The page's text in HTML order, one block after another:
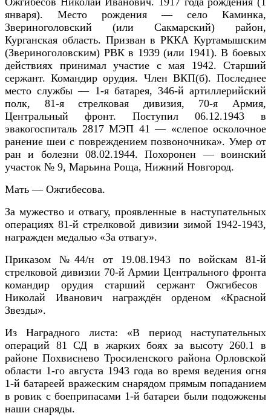
января). Место рождения — село Каминка,
Звериноголовский (или Сакмарский) район,
Курганская область. Призван в РККАКуртамышским
(Звериноголовским) РВКв 1939(или 1941).В боевых
действиях принимал участие с мая 1942. Старший
сержант.Командир орудия. Член ВКП(б).Последнее
место службы — 1-я батарея, 346-й артиллерийский
полк, 81-я стрелковая дивизия, 70-я Армия,
Центральный фронт. Поступил 06.12.1943 в
эвакогоспиталь 2817МЭП 41 — «слепое осколочное
ранение шеи с повреждением позвоночника». Умер от
ран и болезни 08.02.1944.Похоронен — воинский
участок № 9, Марьина Роща, Нижний Новгород.
Мать — Ожгибесова.
За мужество и отвагу, проявленные в наступательных
операциях 81-й стрелковой дивизии зимой 1942-1943,
награжден медалью «За отвагу».
Приказом №44/н от 19.08.1943 по войскам 81-й
стрелковой дивизии 70-й Армии Центрального фронта
командир орудия старший сержант Ожгибесов
Николай Иванович награждён орденом «Красной
Звезды».
Из Наградного листа: «В период наступательных
операций 81 СД в жарких боях за высоту 260.1 в
районе Похвиснево Тросиленского района Орловской
области 1-го августа 1943 года во время ведения огня
1-й батареей вражеским снарядом прямым попаданием
в ровик с боеприпасами 1-й батареи были подожжены
наши снаряды.